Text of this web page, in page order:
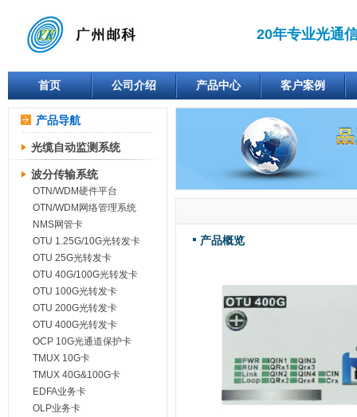
20年专业光通
首页 公司介绍 产品中心 客户案例
产品导航
光缆自动监测系统
波分传输系统
OTN/WDM硬件平台
OTN/WDM网络管理系统
NMS网管卡
OTU 1.25G/10G光转发卡
OTU 25G光转发卡
OTU 40G/100G光转发卡
OTU 100G光转发卡
OTU 200G光转发卡
OTU 400G光转发卡
OCP 10G光通道保护卡
TMUX 10G卡
TMUX 40G&100G卡
EDFA业务卡
OLP业务卡
产品概览